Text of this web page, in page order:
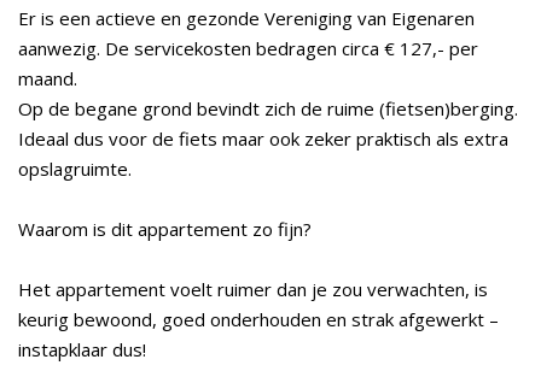
Er is een actieve en gezonde Vereniging van Eigenaren
aanwezig. De servicekosten bedragen circa € 127,- per
maand.
Op de begane grond bevindt zich de ruime (fietsen)berging.
Ideaal dus voor de fiets maar ook zeker praktisch als extra
opslagruimte.
Waarom is dit appartement zo fijn?
Het appartement voelt ruimer dan je zou verwachten, is
keurig bewoond, goed onderhouden en strak afgewerkt –
instapklaar dus!